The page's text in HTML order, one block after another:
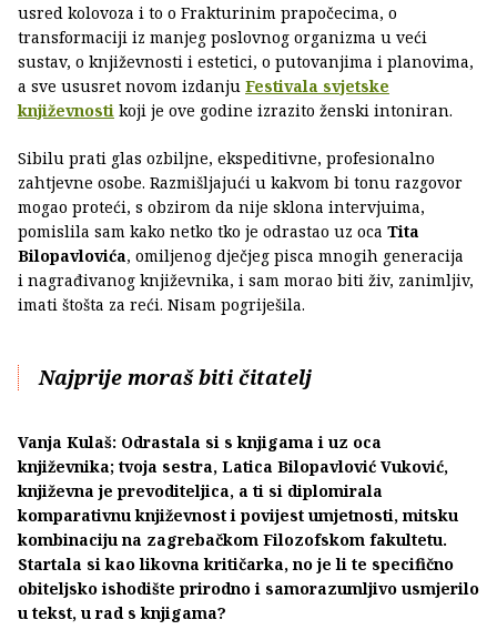
usred kolovoza i to o Frakturinim prapočecima, o
transformaciji iz manjeg poslovnog organizma u veći
sustav, o književnosti i estetici, o putovanjima i planovima,
a sve ususret novom izdanju Festivala svjetske
književnosti koji je ove godine izrazito ženski intoniran.
Sibilu prati glas ozbiljne, ekspeditivne, profesionalno
zahtjevne osobe. Razmišljajući u kakvom bi tonu razgovor
mogao proteći, s obzirom da nije sklona intervjuima,
pomislila sam kako netko tko je odrastao uz oca Tita
Bilopavlovića, omiljenog dječjeg pisca mnogih generacija
i nagrađivanog književnika, i sam morao biti živ, zanimljiv,
imati štošta za reći. Nisam pogriješila.
Najprije moraš biti čitatelj
Vanja Kulaš: Odrastala si s knjigama i uz oca
književnika; tvoja sestra, Latica Bilopavlović Vuković,
književna je prevoditeljica, a ti si diplomirala
komparativnu književnost i povijest umjetnosti, mitsku
kombinaciju na zagrebačkom Filozofskom fakultetu.
Startala si kao likovna kritičarka, no je li te specifično
obiteljsko ishodište prirodno i samorazumljivo usmjerilo
u tekst, u rad s knjigama?